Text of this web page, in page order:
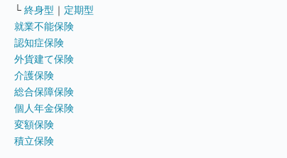
└ 終身型 ｜ 定期型
就業不能保険
認知症保険
外貨建て保険
介護保険
総合保障保険
個人年金保険
変額保険
積立保険